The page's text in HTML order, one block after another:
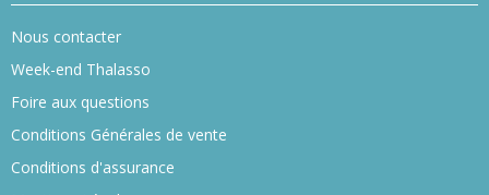
Nous contacter
Week-end Thalasso
Foire aux questions
Conditions Générales de vente
Conditions d'assurance